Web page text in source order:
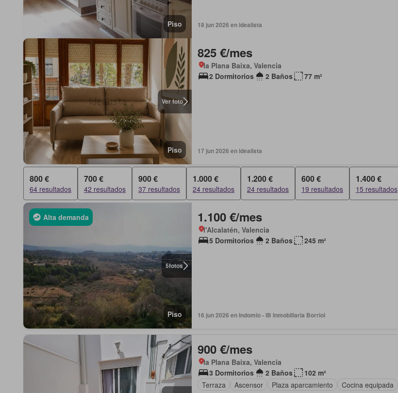
Piso 18 jun 2026 en idealista
Ver foto
Piso
825 €/mes
la Plana Baixa, Valencia
2 Dormitorios
2 Baños 77 m²
17 jun 2026 en idealista
800 €
64 resultados
700 €
42 resultados
900 €
37 resultados
1.000 €
24 resultados
1.200 €
24 resultados
600 €
19 resultados
1.400 €
15 resultados
5fotos
Alta demanda
Piso
1.100 €/mes
l'Alcalatén, Valencia
5 Dormitorios
2 Baños 245 m²
16 jun 2026 en Indomio - IB Inmobiliaria Borriol
900 €/mes
la Plana Baixa, Valencia
3 Dormitorios
2 Baños
102 m²
Terraza
Ascensor Plaza aparcamiento Cocina equipada